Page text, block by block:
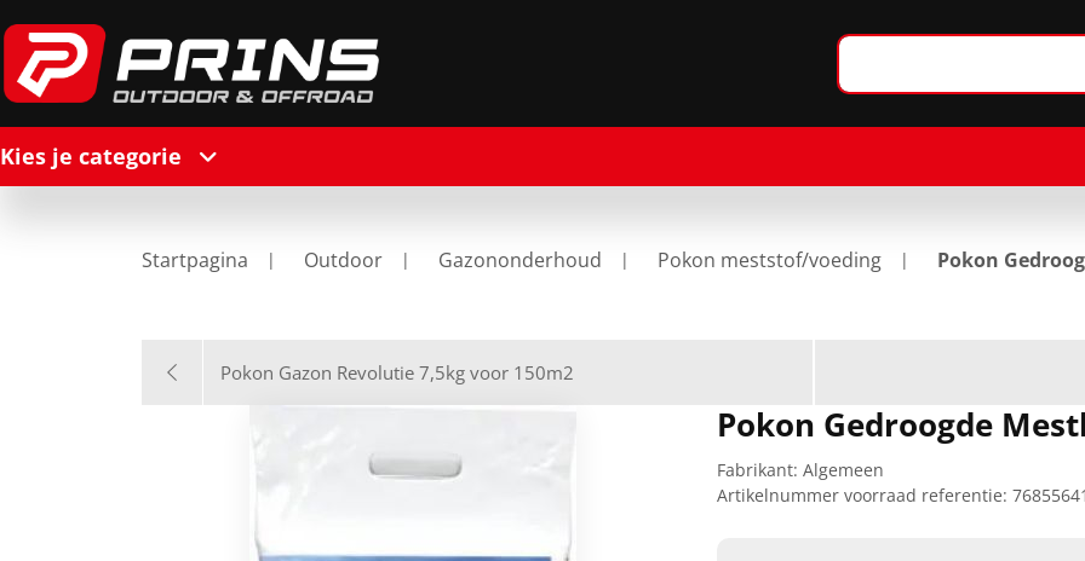
Kies je categorie
Startpagina Outdoor Gazononderhoud Pokon meststof/voeding Pokon
Pokon Gazon Revolutie 7,5kg voor 150m2
Pokon Gedroogde
Fabrikant: Algemeen
Artikelnummer voorraad referentie: